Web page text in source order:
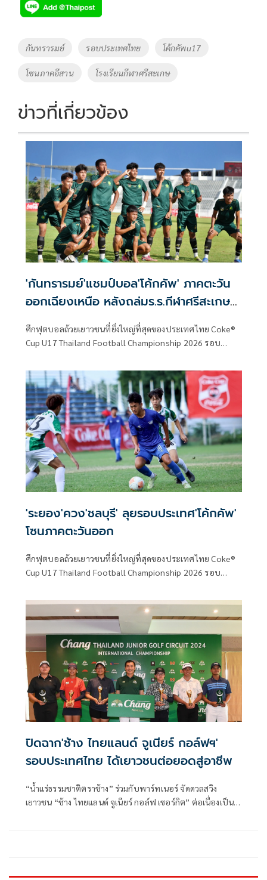
e
b
o
k
tt
er
p
y
Li
n
k
Tags
กันทรารมย์ รอบประเทศไทย โค้กคัพu17
โซนภาคอีสาน โรงเรียนกีฬาศรีสะเกษ
ข่าวที่เกี่ยวข้อง
'กันทรารมย์'แชมป์บอล'โค้กคัพ' ภาคตะวัน
ออกเฉียงเหนือ หลังถล่มร.ร.กีฬาศรีสะเกษ5-
ศึกฟุตบอลถ้วยเยาวชนที่ยิ่งใหญ่ที่สุดของประเทศไทย Coke®
Cup U17 Thailand Football Championship 2026 รอบ
การแข่งขันของ โซนภาคตะวันออกเฉียงเหนือ ซึ่งเป็นเกมรอบชิง
ชนะเลิศ เพื่อวัดความเป็นหนึ่ง ท่ามกลางบรรยากาศที่เข้มข้น
สุดๆ ภายใต้การจับมือกันระหว่าง สมาคมกีฬาฟุตบอลแห่ง
ประเทศไทย ในพระบรมราชูปถัมภ์ ร่วมกับ กลุ่มธุรกิจโคคา-โค
ล่า ในประเทศไทย อันประกอบด้วย บริษัท โคคา-โคล่า
(ประเทศไทย) จำกัด บริษัท ไทยน้ำทิพย์ คอร์ปอเรชั่น จำกัด
(มหาชน) และบริษัท หาดทิพย์ จำกัด (มหาชน)
'ระยอง'ควง'ชลบุรี' ลุยรอบประเทศ'โค้กคัพ'
โซนภาคตะวันออก
ศึกฟุตบอลถ้วยเยาวชนที่ยิ่งใหญ่ที่สุดของประเทศไทย Coke®
Cup U17 Thailand Football Championship 2026 รอบ
รอบรองชนะเลิศ ที่มีตั๋วไปเล่นรอบชิงแชมป์ประเทศไทยเป็น
เดิมพัน ท่ามกลางบรรยากาศที่เข้มข้นสุดๆ ภายใต้การจับมือกัน
ระหว่าง สมาคมกีฬาฟุตบอลแห่งประเทศไทย ในพระบรม
ราชูปถัมภ์ ร่วมกับ กลุ่มธุรกิจโคคา-โคล่า ในประเทศไทย อัน
ประกอบด้วย บริษัท โคคา-โคล่า (ประเทศไทย) จำกัด บริษัท
ไทยน้ำทิพย์ คอร์ปอเรชั่น จำกัด (มหาชน) และบริษัท หาด
ทิพย์ จำกัด (มหาชน)
ปิดฉาก'ช้าง ไทยแลนด์ จูเนียร์ กอล์ฟฯ'
รอบประเทศไทย ได้เยาวชนต่อยอดสู่อาชีพ
“น้ำแร่ธรรมชาติตราช้าง” ร่วมกับพาร์ทเนอร์ จัดดวลสวิง
เยาวชน “ช้าง ไทยแลนด์ จูเนียร์ กอล์ฟ เซอร์กิต” ต่อเนื่องเป็นปี